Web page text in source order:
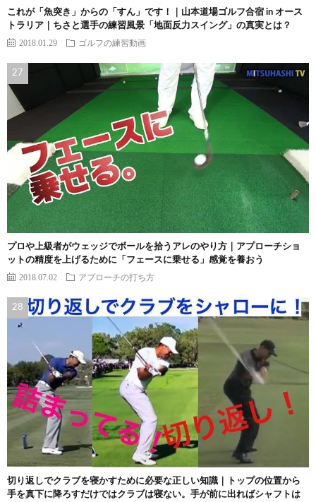
これが「魚突き」からの「すん」です！｜山本道場ゴルフ合宿 in オース
トラリア｜ちさと選手の練習風景「地面反力スイング」の真実とは？
2018.01.29 ゴルフの練習動画
プロや上級者がウェッジでボールを拾うアレのやり方｜アプローチショ
ットの精度を上げるために「フェースに乗せる」感覚を養おう
2018.07.02 アプローチの打ち方
切り返しでクラブを寝かすために必要な正しい知識｜トップの位置から
手を真下に降ろすだけではクラブは寝ない。手が前に出ればシャフトは